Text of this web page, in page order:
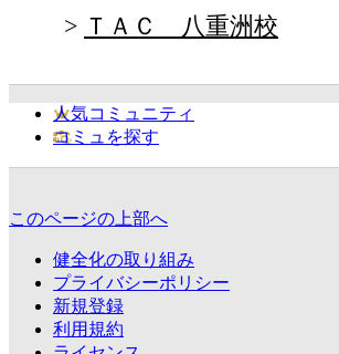
ＴＡＣ 八重洲校
人気コミュニティ
コミュを探す
このページの上部へ
健全化の取り組み
プライバシーポリシー
新規登録
利用規約